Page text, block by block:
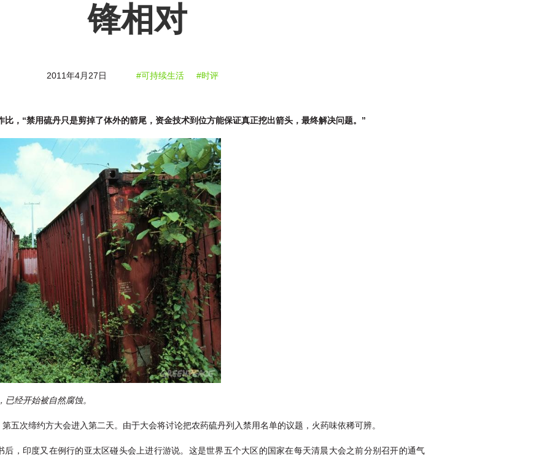
锋相对
2011年4月27日 #可持续生活 #时评
，“禁用硫丹只是剪掉了体外的箭尾，资金技术到位方能保证真正挖出箭头，最终解决问题。”
经开始被自然腐蚀。
五次缔约方大会进入第二天。由于大会将讨论把农药硫丹列入禁用名单的议题，火药味依稀可辨。
，印度又在例行的亚太区碰头会上进行游说。这是世界五个大区的国家在每天清晨大会之前分别召开的通气